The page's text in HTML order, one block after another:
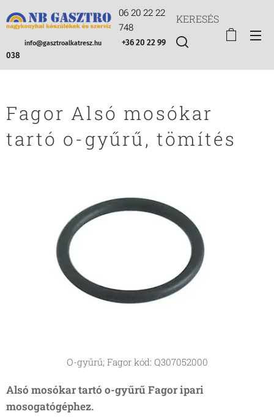
06 20 22 22
748
info@gasztroalkatresz.hu
+36 20 22 99
038
KERESÉS
Fagor Alsó mosókar
tartó o-gyűrű, tömítés
O-gyűrű; Fagor kód: Q307052000
Alsó mosókar tartó o-gyűrű Fagor ipari
mosogatógéphez.